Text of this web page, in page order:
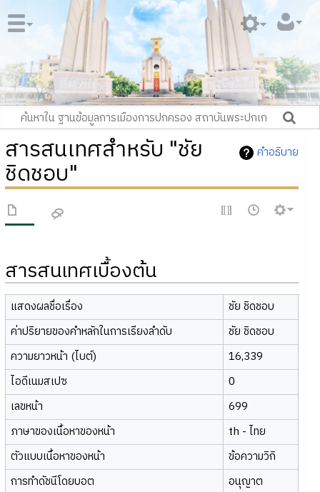
คำอธิบาย
สารสนเทศสำหรับ "ชัย
ชิดชอบ"
สารสนเทศเบื้องต้น
แสดงผลชื่อเรื่อง
ชัย ชิดชอบ
ค่าปริยายของคำหลักในการเรียงลำดับ
ชัย ชิดชอบ
ความยาวหน้า (ไบต์)
16,339
ไอดีเนมสเปซ
0
เลขหน้า
699
ภาษาของเนื้อหาของหน้า
th - ไทย
ตัวแบบเนื้อหาของหน้า
ข้อความวิกิ
การทำดัชนีโดยบอต
อนุญาต